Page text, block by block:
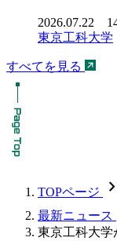
2026.07.22
東京工科大学
すべてを見る
TOPページ chevron_forward
最新ニュース
東京工科大学